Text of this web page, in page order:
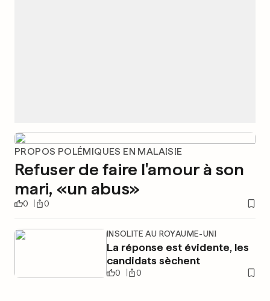
PROPOS POLÉMIQUES EN MALAISIE
Refuser de faire l'amour à son
mari, «un abus»
0 0
INSOLITE AU ROYAUME-UNI
La réponse est évidente, les
candidats sèchent
0 0